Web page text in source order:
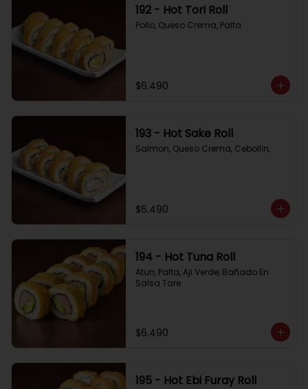
192 - Hot Tori Roll
Pollo, Queso Crema, Palta
$6.490
193 - Hot Sake Roll
Salmon, Queso Crema, Cebollin,
$6.490
194 - Hot Tuna Roll
Atun, Palta, Aji Verde, Bañado En
Salsa Tare
$6.490
195 - Hot Ebi Furay Roll